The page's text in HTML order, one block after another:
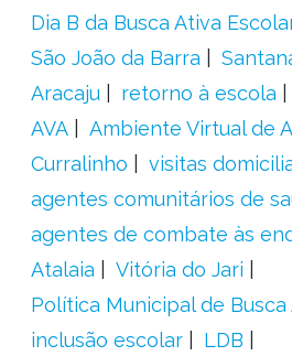
Dia B da Busca Ativa
São João da Barra
Aracaju
retorno à escola
AVA
Ambiente Virtual de
Curralinho
visitas
agentes comunitários de
agentes de combate às
Atalaia
Vitória do Jari
Política Municipal de
inclusão escolar
LDB